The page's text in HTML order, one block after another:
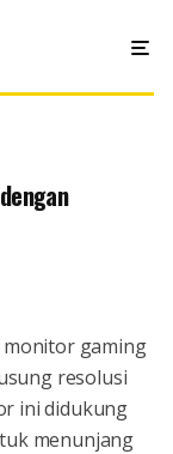
monitor gaming
resolusi
ini didukung
menunjang